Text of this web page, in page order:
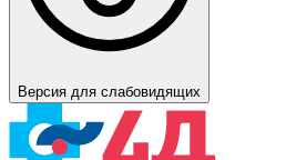
Версия для слабовидящих